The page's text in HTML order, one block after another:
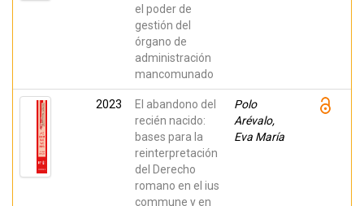
el poder de
gestión del
órgano de
administración
mancomunado
2023
El abandono del
recién nacido:
bases para la
reinterpretación
del Derecho
romano en el ius
commune y en
Polo
Arévalo,
Eva María